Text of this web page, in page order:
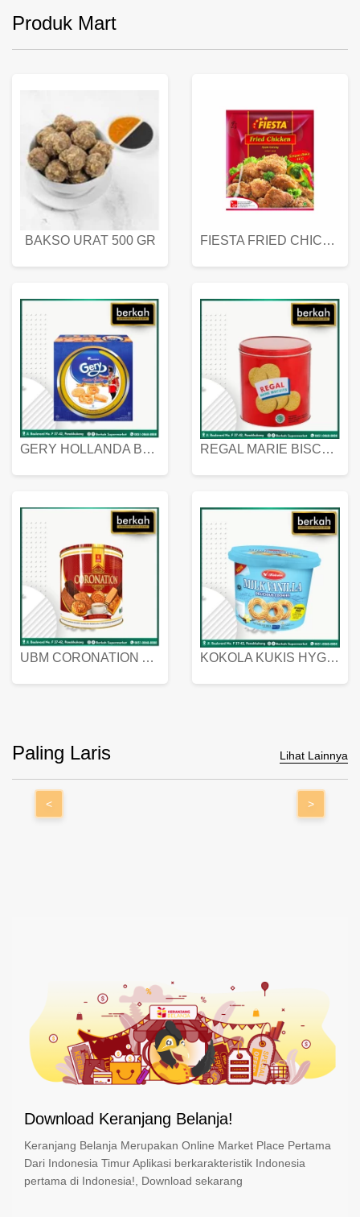
Produk Mart
BAKSO URAT 500 GR FIESTA FRIED CHICKEN 500 GR
GERY HOLLANDA BUTTER COOKIES 450 GRAM REGAL MARIE BISCUIT KALENG 550 GRAM
UBM CORONATION ASSORTED BISKUIT KALENG 450 GRAM KOKOLA KUKIS HYGIENIC MILK VANILLA PACK 320 GR
Paling Laris Lihat Lainnya
< >
Download Keranjang Belanja!
Keranjang Belanja Merupakan Online Market Place Pertama
Dari Indonesia Timur Aplikasi berkarakteristik Indonesia
pertama di Indonesia!, Download sekarang